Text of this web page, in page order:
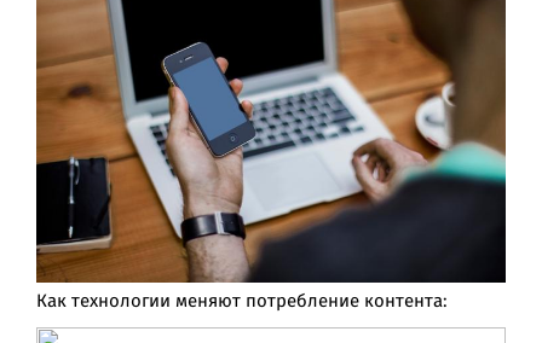
Как технологии меняют потребление контента: